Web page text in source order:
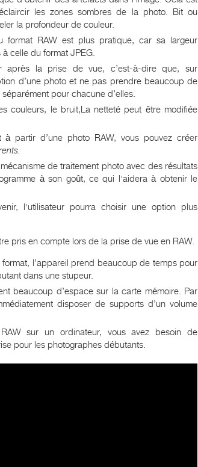
les zones sombres de la photo. Bit ou
la profondeur de couleur.
RAW est plus pratique, car sa largeur
celle du format JPEG.
après la prise de vue, c’est-à-dire que, sur
d’une photo et ne pas prendre beaucoup de
pour chacune d’elles.
couleurs, le bruit,La netteté peut être modifiée
partir d’une photo RAW, vous pouvez créer
de traitement photo avec des résultats
à son goût, ce qui l'aidera à obtenir le
l'utilisateur pourra choisir une option plus
pris en compte lors de la prise de vue en RAW.
l’appareil prend beaucoup de temps pour
dans une stupeur.
beaucoup d’espace sur la carte mémoire. Par
disposer de supports d’un volume
sur un ordinateur, vous avez besoin de
pour les photographes débutants.